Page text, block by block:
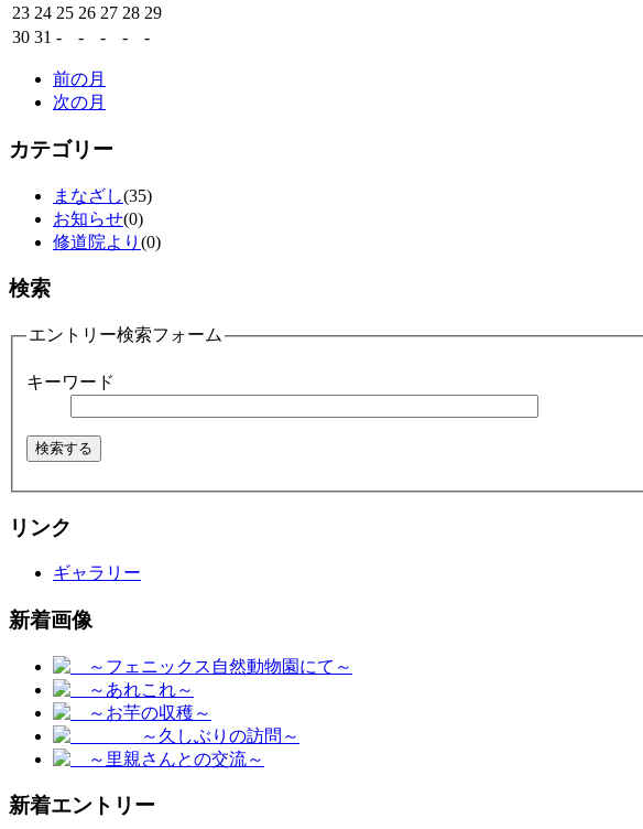
23 24 25 26 27 28 29
30 31 - - - - -
前の月
次の月
カテゴリー
まなざし(35)
お知らせ(0)
修道院より (0)
検索
エントリー検索フォーム
キーワード
リンク
ギャラリー
新着画像
新着エントリー